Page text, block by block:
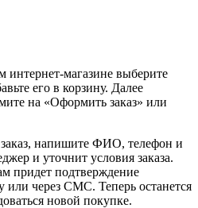
интернет-магазине выберите
его в корзину. Далее
на «Оформить заказ» или
напишите ФИО, телефон и
и уточнит условия заказа.
придет подтверждение
или через СМС. Теперь останется
новой покупке.